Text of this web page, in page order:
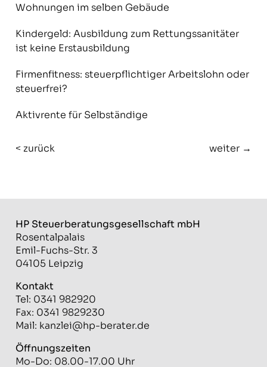
Wohnungen im selben Gebäude
Kindergeld: Ausbildung zum Rettungssanitäter
ist keine Erstausbildung
Firmenfitness: steuerpflichtiger Arbeitslohn oder
steuerfrei?
Aktivrente für Selbständige
< zurück weiter →
HP Steuerberatungs­gesellschaft mbH
Rosentalpalais
Emil-Fuchs-Str. 3
04105 Leipzig
Kontakt
Tel: 0341 982920
Fax: 0341 9829230
Mail: kanzlei@hp-berater.de
Öffnungszeiten
Mo-Do: 08.00-17.00 Uhr